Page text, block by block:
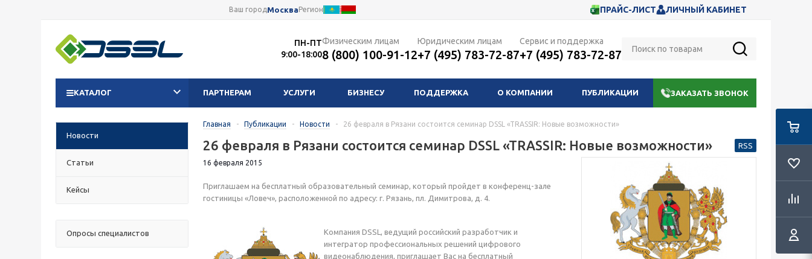
Ваш городМоскваРегион ПРАЙС-ЛИСТ ЛИЧНЫЙ КАБИНЕТ
ПН-ПТ
9:00-18:00
Физическим лицам
8 (800) 100-91-12
Юридическим лицам
+7 (495) 783-72-87
Сервис и поддержка
+7 (495) 783-72-87
КАТАЛОГ ПАРТНЕРАМ УСЛУГИ БИЗНЕСУ ПОДДЕРЖКА О КОМПАНИИ ПУБЛИКАЦИИ ЗАКАЗАТЬ ЗВОНОК
Новости
Статьи
Кейсы
Опросы специалистов
Главная - Публикации - Новости - 26 февраля в Рязани состоится семинар DSSL «TRASSIR: Новые возможности»
26 февраля в Рязани состоится семинар DSSL «TRASSIR: Новые возможности» RSS
16 февраля 2015
Приглашаем на бесплатный образовательный семинар, который пройдет в конференц-зале
гостиницы «Ловеч», расположенной по адресу: г. Рязань, пл. Димитрова, д. 4.
Компания DSSL, ведущий российский разработчик и
интегратор профессиональных решений цифрового
видеонаблюдения, приглашает Вас на бесплатный